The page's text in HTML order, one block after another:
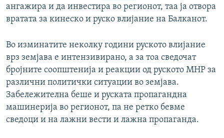
ангажира и да инвестира во регионот, таа ја отвора
вратата за кинеско и руско влијание на Балканот.
Во изминатите неколку години руското влијание
врз земјава е интензивирано, а за тоа сведочат
бројните соопштенија и реакции од руското МНР за
различни политички ситуации во земјава.
Забележителна беше и руската пропагандна
машинерија во регионот, па не ретко бевме
сведоци и на лажни вести и лажна пропаганда.